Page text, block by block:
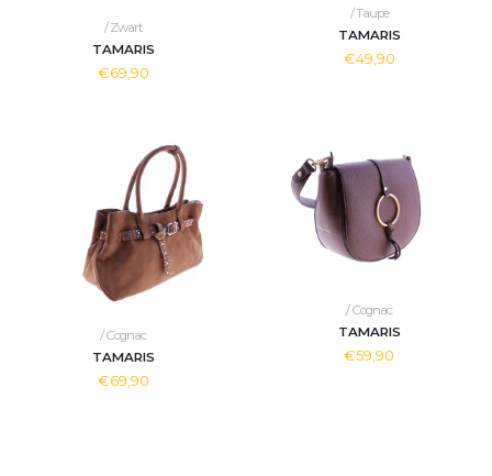
/ Zwart
TAMARIS
€69,90
/ Taupe
TAMARIS
€49,90
/ Cognac
TAMARIS
€69,90
/ Cognac
TAMARIS
€59,90